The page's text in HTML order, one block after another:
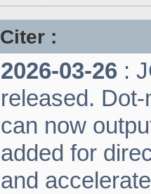
Citer :
2026-03-26 :
released.
can now
added for
and